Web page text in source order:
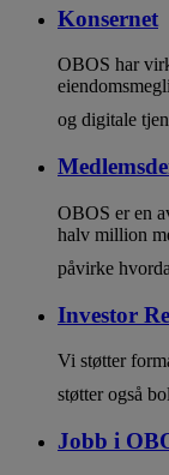
Konsernet
OBOS har
og digitale
OBOS er en
halv million
påvirke
Investor
Vi støtter
støtter også
Jobb i